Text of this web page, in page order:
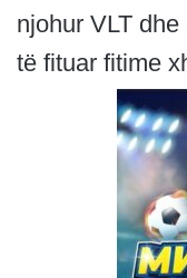
njohur VLT
të fituar fitime